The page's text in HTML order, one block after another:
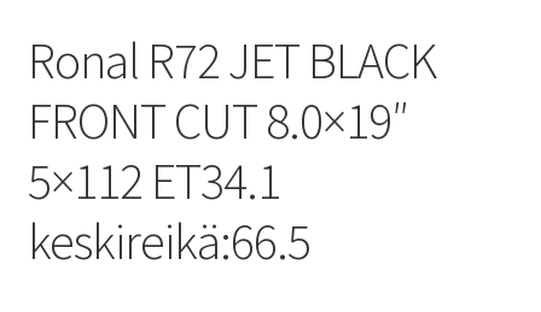
Ronal R72 JET BLACK
FRONT CUT 8.0×19″
5×112 ET34.1
keskireikä:66.5